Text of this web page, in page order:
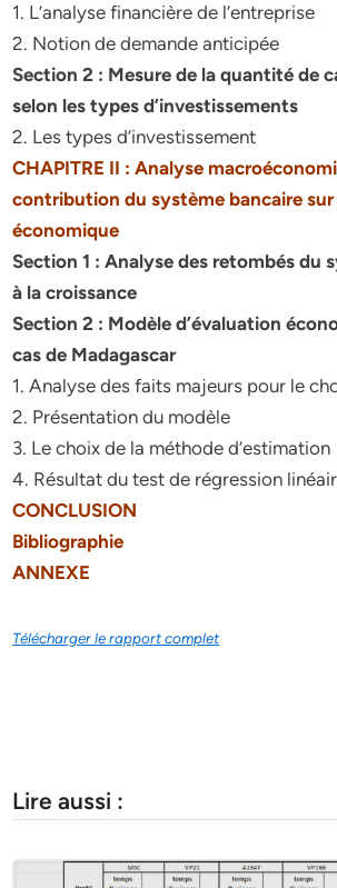
1. L’analyse financière de l’entreprise
2. Notion de demande anticipée
Section 2 : Mesure de la quantité de
selon les types d’investissements
2. Les types d’investissement
CHAPITRE II : Analyse
contribution du système bancaire sur
économique
Section 1 : Analyse des retombés du
à la croissance
Section 2 : Modèle d’évaluation
cas de Madagascar
1. Analyse des faits majeurs pour le
2. Présentation du modèle
3. Le choix de la méthode d’estimation
4. Résultat du test de régression
CONCLUSION
Bibliographie
ANNEXE
Télécharger le rapport complet
Lire aussi :